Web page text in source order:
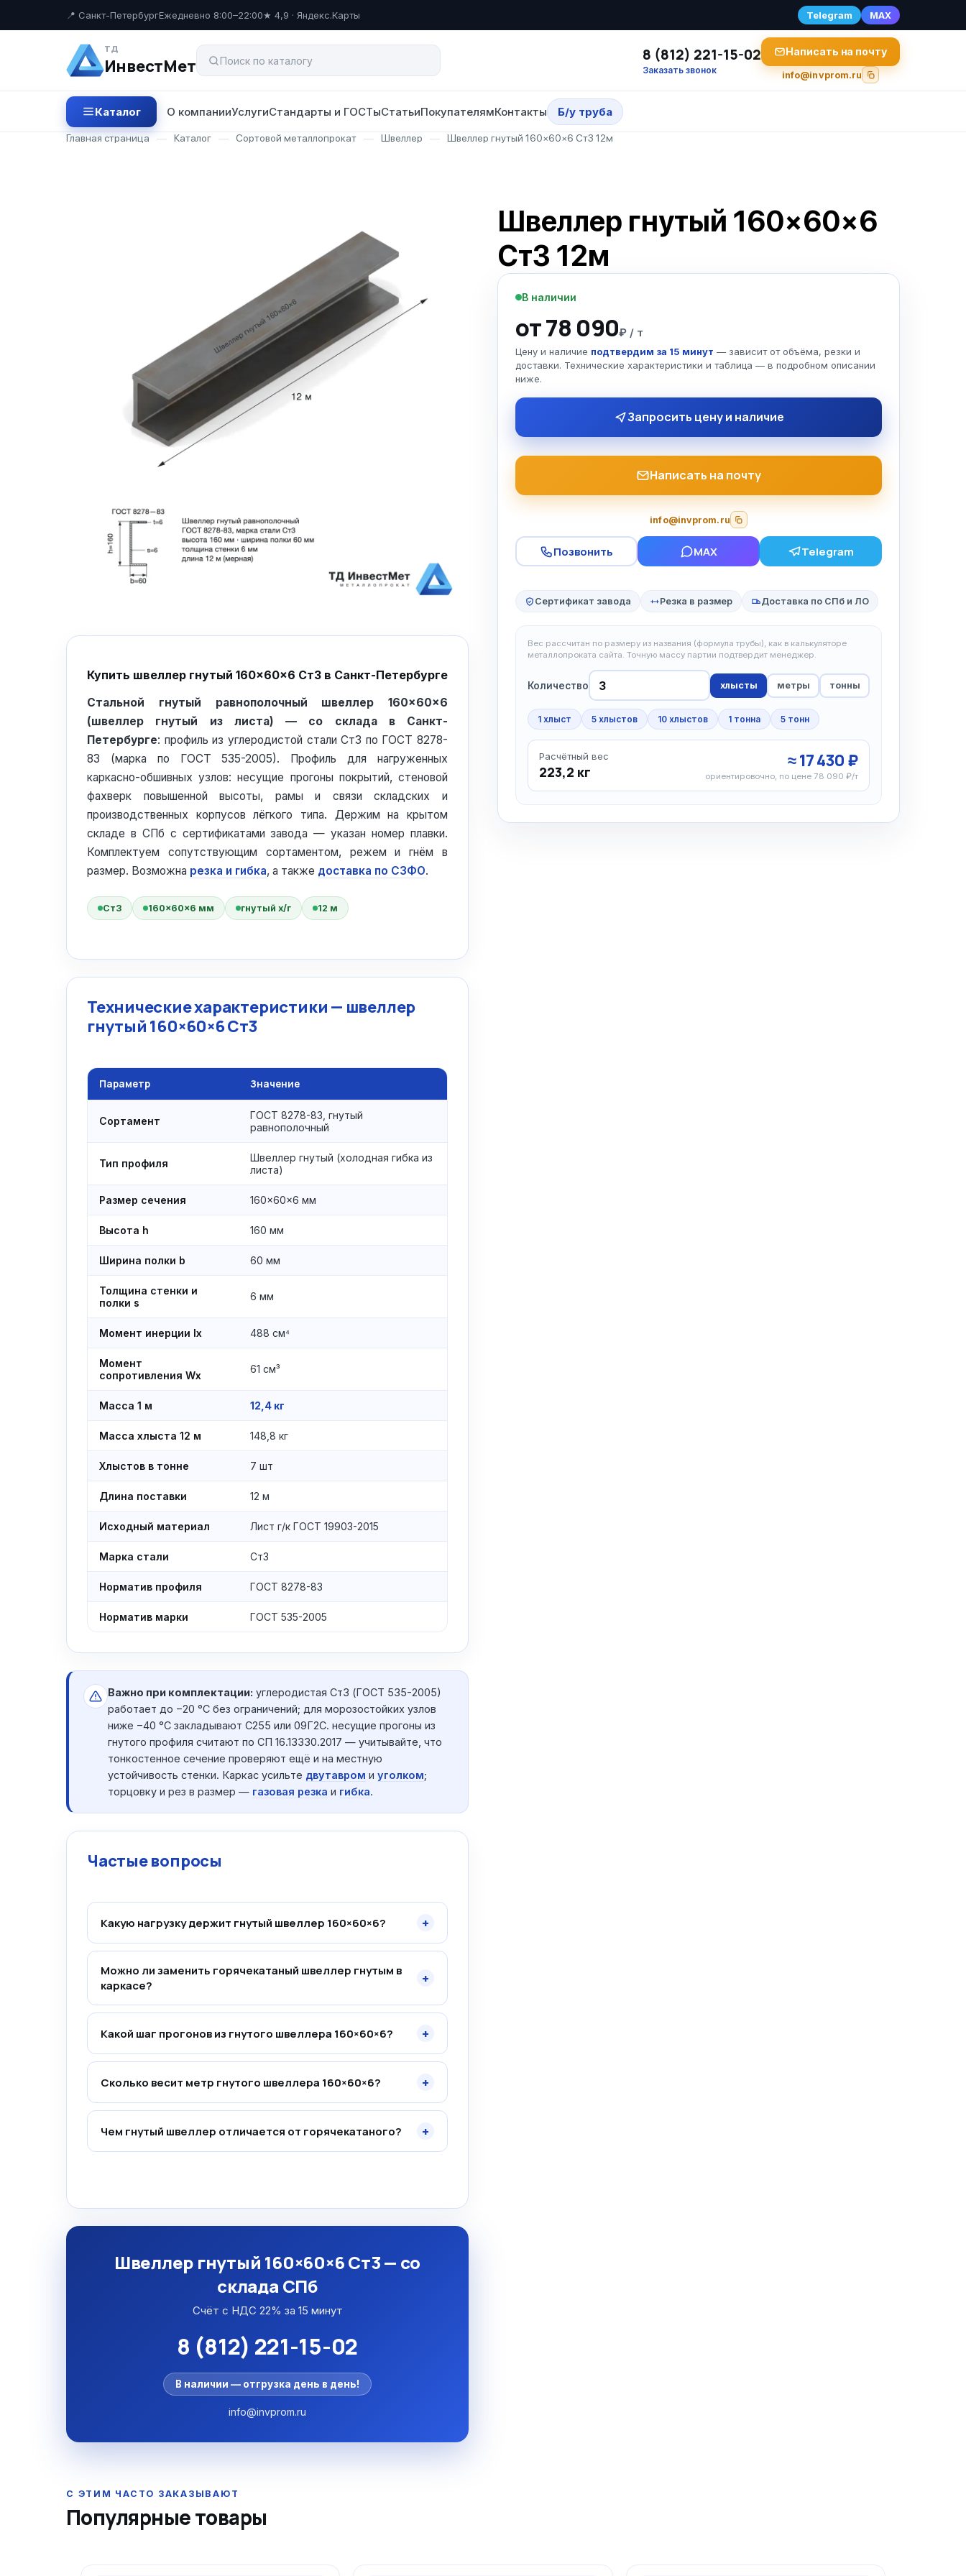
📍 Санкт-ПетербургЕжедневно 8:00–22:00★ 4,9 · Яндекс.Карты Telegram MAX
ТД
ИнвестМет
8 (812) 221-15-02
Заказать звонок
Написать на почту
info@invprom.ru
Каталог О компанииУслугиСтандарты и ГОСТыСтатьиПокупателямКонтакты Б/у труба
Главная страница — Каталог — Сортовой металлопрокат — Швеллер — Швеллер гнутый 160×60×6 Ст3 12м
Швеллер гнутый 160×60×6
Ст3 12м
В наличии
от 78 090₽ / т
Цену и наличие подтвердим за 15 минут — зависит от объёма, резки и
доставки. Технические характеристики и таблица — в подробном описании
ниже.
Запросить цену и наличие
Написать на почту
info@invprom.ru
Позвонить MAX Telegram
Сертификат завода Резка в размер Доставка по СПб и ЛО
Вес рассчитан по размеру из названия (формула трубы), как в калькуляторе
металлопроката сайта. Точную массу партии подтвердит менеджер.
Количество хлысты метры тонны
1 хлыст 5 хлыстов 10 хлыстов 1 тонна 5 тонн
Расчётный вес
223,2 кг
≈ 17 430 ₽
ориентировочно, по цене 78 090 ₽/т
Купить швеллер гнутый 160×60×6 Ст3 в Санкт-Петербурге
Стальной гнутый равнополочный швеллер 160×60×6
(швеллер гнутый из листа) — со склада в Санкт-
Петербурге: профиль из углеродистой стали Ст3 по ГОСТ 8278-
83 (марка по ГОСТ 535-2005). Профиль для нагруженных
каркасно-обшивных узлов: несущие прогоны покрытий, стеновой
фахверк повышенной высоты, рамы и связи складских и
производственных корпусов лёгкого типа. Держим на крытом
складе в СПб с сертификатами завода — указан номер плавки.
Комплектуем сопутствующим сортаментом, режем и гнём в
размер. Возможна резка и гибка, а также доставка по СЗФО.
Ст3 160×60×6 мм гнутый х/г 12 м
Технические характеристики — швеллер
гнутый 160×60×6 Ст3
Параметр Значение
Сортамент
ГОСТ 8278-83, гнутый
равнополочный
Тип профиля
Швеллер гнутый (холодная гибка из
листа)
Размер сечения 160×60×6 мм
Высота h 160 мм
Ширина полки b 60 мм
Толщина стенки и
полки s
6 мм
Момент инерции Ix 488 см⁴
Момент
сопротивления Wx
61 см³
Масса 1 м 12,4 кг
Масса хлыста 12 м 148,8 кг
Хлыстов в тонне 7 шт
Длина поставки 12 м
Исходный материал Лист г/к ГОСТ 19903-2015
Марка стали Ст3
Норматив профиля ГОСТ 8278-83
Норматив марки ГОСТ 535-2005
Важно при комплектации: углеродистая Ст3 (ГОСТ 535-2005)
работает до −20 °C без ограничений; для морозостойких узлов
ниже −40 °C закладывают С255 или 09Г2С. несущие прогоны из
гнутого профиля считают по СП 16.13330.2017 — учитывайте, что
тонкостенное сечение проверяют ещё и на местную
устойчивость стенки. Каркас усильте двутавром и уголком;
торцовку и рез в размер — газовая резка и гибка.
Частые вопросы
Какую нагрузку держит гнутый швеллер 160×60×6? +
Можно ли заменить горячекатаный швеллер гнутым в
каркасе?
+
Какой шаг прогонов из гнутого швеллера 160×60×6? +
Сколько весит метр гнутого швеллера 160×60×6? +
Чем гнутый швеллер отличается от горячекатаного? +
Швеллер гнутый 160×60×6 Ст3 — со
склада СПб
Счёт с НДС 22% за 15 минут
8 (812) 221-15-02
В наличии — отгрузка день в день!
info@invprom.ru
Популярные товары